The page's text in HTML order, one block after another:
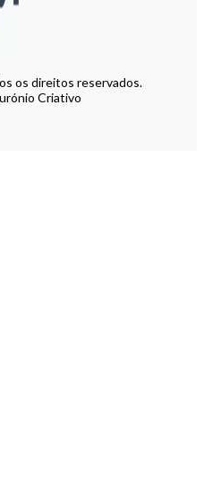
os direitos reservados.
Criativo